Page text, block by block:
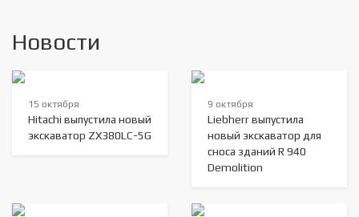
Новости
15 октября
Hitachi выпустила новый
экскаватор ZX380LC-5G
9 октября
Liebherr выпустила
новый экскаватор для
сноса зданий R 940
Demolition